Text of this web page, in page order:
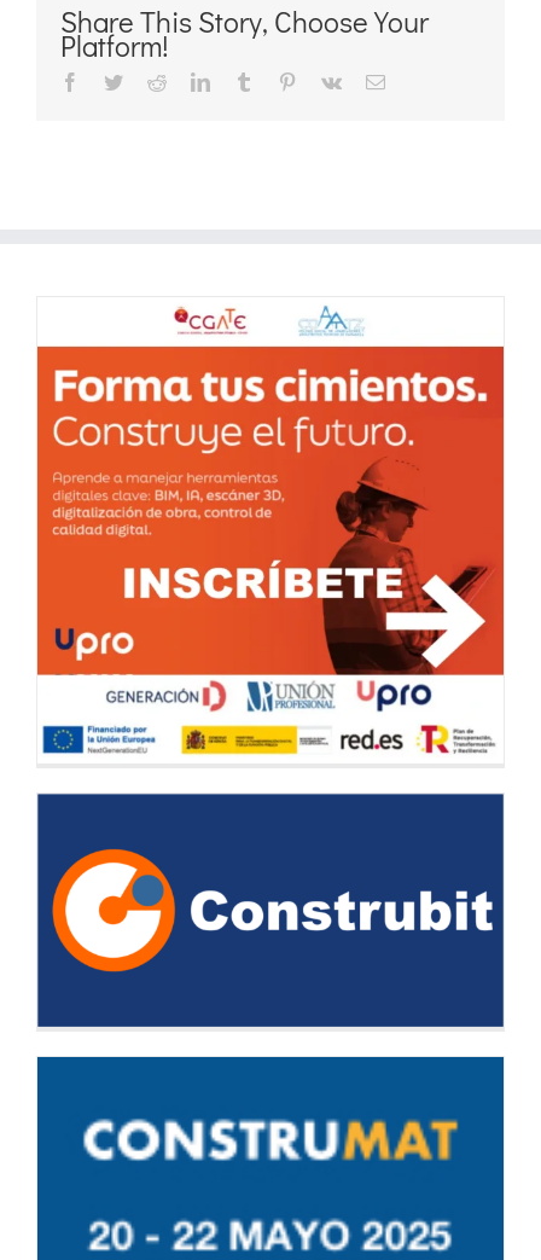
Share This Story, Choose Your
Platform!
Facebook
TwitterRedditLinkedInTumblr Pinterest
Vk
Correo